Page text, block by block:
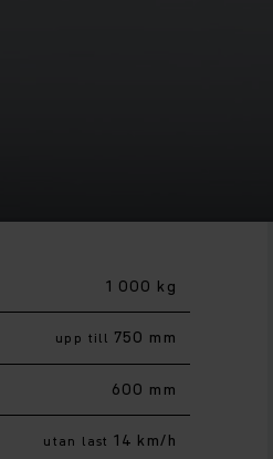
1 000 kg
upp till 750 mm
600 mm
utan last 14 km/h